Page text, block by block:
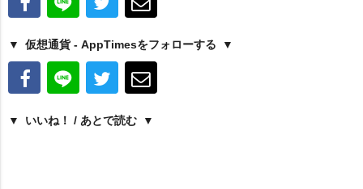
仮想通貨 - AppTimesをフォローする
いいね！ / あとで読む